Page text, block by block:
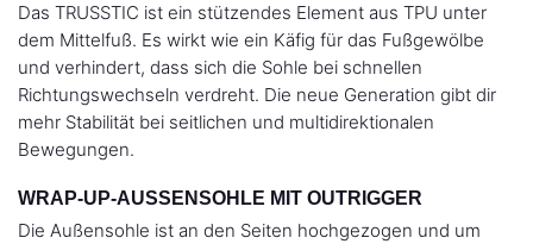
Das TRUSSTIC ist ein stützendes Element aus TPU unter
dem Mittelfuß. Es wirkt wie ein Käfig für das Fußgewölbe
und verhindert, dass sich die Sohle bei schnellen
Richtungswechseln verdreht. Die neue Generation gibt dir
mehr Stabilität bei seitlichen und multidirektionalen
Bewegungen.
WRAP-UP-AUSSENSOHLE MIT OUTRIGGER
Die Außensohle ist an den Seiten hochgezogen und um